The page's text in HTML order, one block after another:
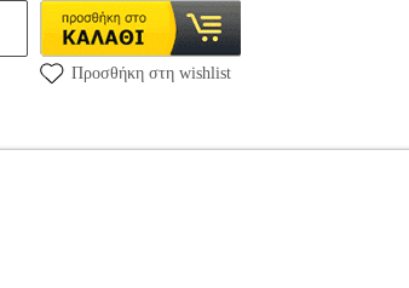
Προσθήκη στη wishlist